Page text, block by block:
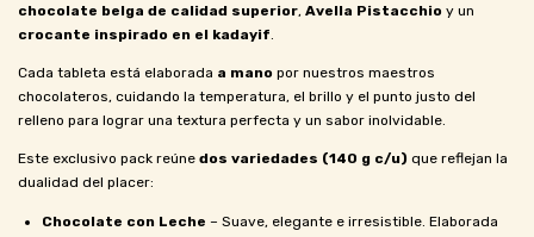
chocolate belga de calidad superior, Avella Pistacchio y un
crocante inspirado en el kadayif.
Cada tableta está elaborada a mano por nuestros maestros
chocolateros, cuidando la temperatura, el brillo y el punto justo del
relleno para lograr una textura perfecta y un sabor inolvidable.
Este exclusivo pack reúne dos variedades (140 g c/u) que reflejan la
dualidad del placer:
Chocolate con Leche – Suave, elegante e irresistible. Elaborada